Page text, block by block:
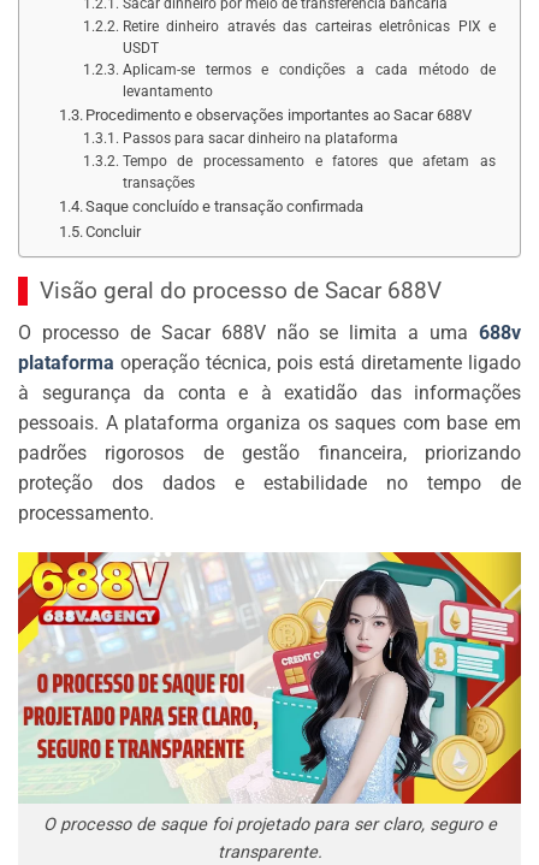
Sacar dinheiro por meio de transferência bancária
Retire dinheiro através das carteiras eletrônicas PIX e
USDT
Aplicam-se termos e condições a cada método de
levantamento
Procedimento e observações importantes ao Sacar 688V
Passos para sacar dinheiro na plataforma
Tempo de processamento e fatores que afetam as
transações
Saque concluído e transação confirmada
Concluir
Visão geral do processo de Sacar 688V
O processo de Sacar 688V não se limita a uma 688v
plataforma operação técnica, pois está diretamente ligado
à segurança da conta e à exatidão das informações
pessoais. A plataforma organiza os saques com base em
padrões rigorosos de gestão financeira, priorizando
proteção dos dados e estabilidade no tempo de
processamento.
O processo de saque foi projetado para ser claro, seguro e
transparente.